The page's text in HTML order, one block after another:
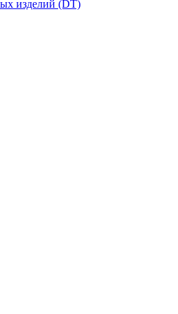
изделий (DT)